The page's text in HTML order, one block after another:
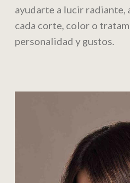
ayudarte a lucir radiante,
cada corte, color o
personalidad y gustos.